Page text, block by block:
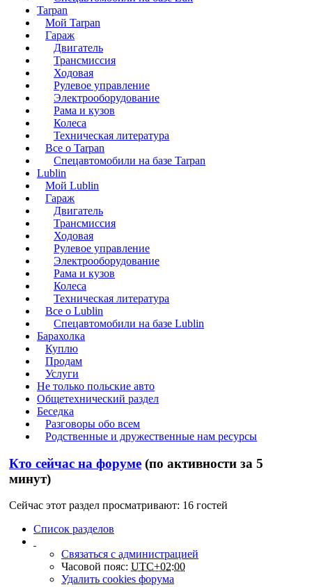
Tarpan
Мой Tarpan
Гараж
Двигатель
Трансмиссия
Ходовая
Рулевое управление
Электрооборудование
Рама и кузов
Колеса
Техническая литература
Все о Tarpan
Спецавтомобили на базе Tarpan
Lublin
Мой Lublin
Гараж
Двигатель
Трансмиссия
Ходовая
Рулевое управление
Электрооборудование
Рама и кузов
Колеса
Техническая литература
Все о Lublin
Спецавтомобили на базе Lublin
Барахолка
Куплю
Продам
Услуги
Не только польские авто
Общетехнический раздел
Беседка
Разговоры обо всем
Родственные и дружественные нам ресурсы
Кто сейчас на форуме (по активности за 5
минут)
Сейчас этот раздел просматривают: 16 гостей
Список разделов
Связаться с администрацией
Часовой пояс: UTC+02:00
Удалить cookies форума